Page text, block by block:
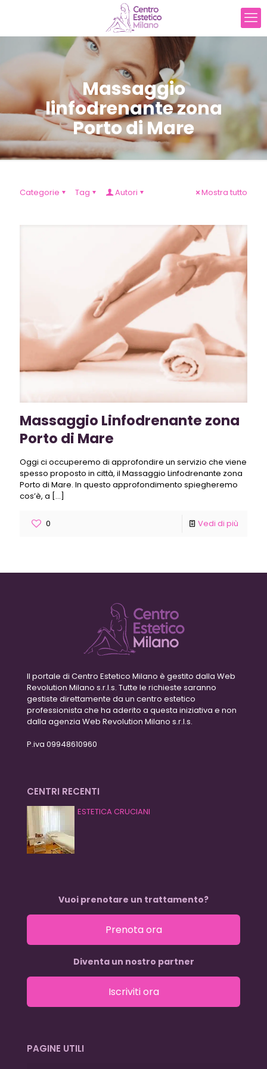
Massaggio
linfodrenante zona
Porto di Mare
Categorie Tag Autori Mostra tutto
Massaggio Linfodrenante zona
Porto di Mare
Oggi ci occuperemo di approfondire un servizio che viene
spesso proposto in città, il Massaggio Linfodrenante zona
Porto di Mare. In questo approfondimento spiegheremo
cos’è, a […]
0 Vedi di più
Il portale di Centro Estetico Milano è gestito dalla Web
Revolution Milano s.r.l.s. Tutte le richieste saranno
gestiste direttamente da un centro estetico
professionista che ha aderito a questa iniziativa e non
dalla agenzia Web Revolution Milano s.r.l.s.
P.iva 09948610960
CENTRI RECENTI
ESTETICA CRUCIANI
Vuoi prenotare un trattamento?
Prenota ora
Diventa un nostro partner
Iscriviti ora
PAGINE UTILI